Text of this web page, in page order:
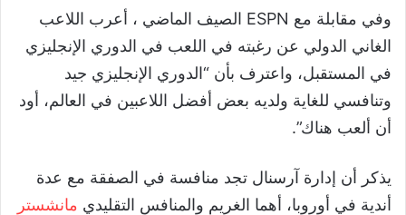
وفي مقابلة مع ESPN الصيف الماضي ، أعرب اللاعب
الغاني الدولي عن رغبته في اللعب في الدوري الإنجليزي
في المستقبل، واعترف بأن “الدوري الإنجليزي جيد
وتنافسي للغاية ولديه بعض أفضل اللاعبين في العالم، أود
أن ألعب هناك”.
يذكر أن إدارة آرسنال تجد منافسة في الصفقة مع عدة
أندية في أوروبا، أهما الغريم والمنافس التقليدي مانشستر